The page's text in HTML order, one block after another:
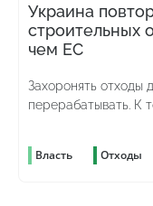
Украина
строительных
чем ЕС
Захоронять отходы
перерабатывать. К
Власть Отходы